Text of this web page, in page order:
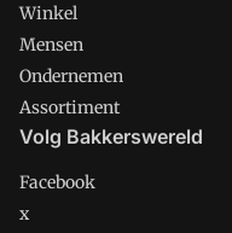
Winkel
Mensen
Ondernemen
Assortiment
Volg Bakkerswereld
Facebook
x